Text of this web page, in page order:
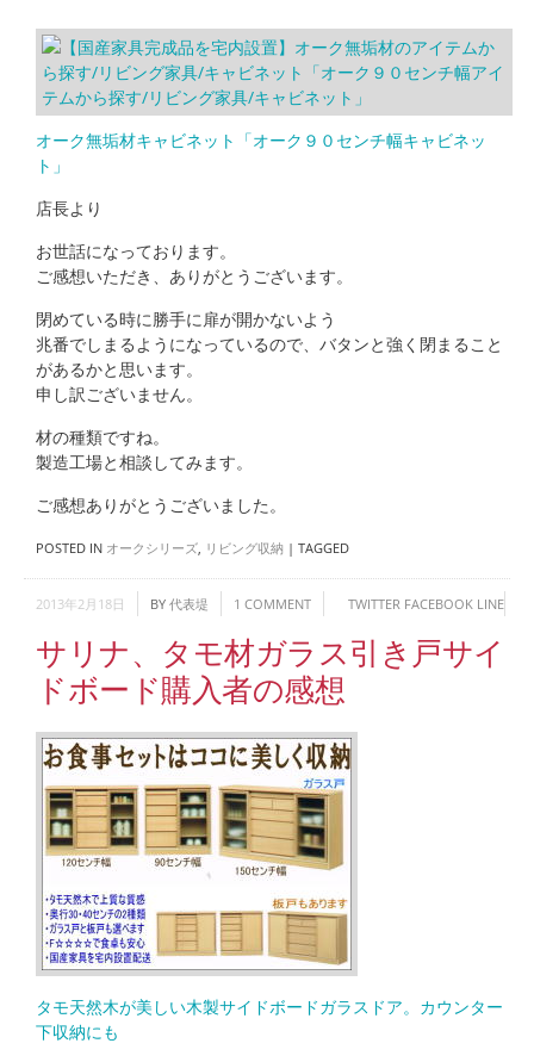
オーク無垢材キャビネット「オーク９０センチ幅キャビネッ
ト」
店長より
お世話になっております。
ご感想いただき、ありがとうございます。
閉めている時に勝手に扉が開かないよう
兆番でしまるようになっているので、バタンと強く閉まること
があるかと思います。
申し訳ございません。
材の種類ですね。
製造工場と相談してみます。
ご感想ありがとうございました。
POSTED IN オークシリーズ, リビング収納 | TAGGED
2013年2月18日 BY 代表堤 1 COMMENT TWITTER FACEBOOK LINE
サリナ、タモ材ガラス引き戸サイ
ドボード購入者の感想
タモ天然木が美しい木製サイドボードガラスドア。カウンター
下収納にも